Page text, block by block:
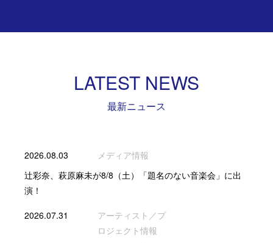
LATEST NEWS
最新ニュース
2026.08.03
メディア情報
辻彩奈、萩原麻未が8/8（土）「題名のない音楽会」に出
演！
2026.07.31
アーティスト／プ
ロジェクト情報